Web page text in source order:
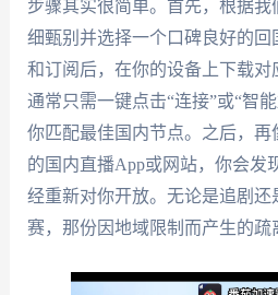
步骤其实很简单。首先，根据
细甄别并选择一个口碑良好的
和订阅后，在你的设备上下载对
通常只需一键点击“连接”或“智
你匹配最佳国内节点。之后，
的国内直播App或网站，你会发
经重新对你开放。无论是追剧
赛，那份因地域限制而产生的疏